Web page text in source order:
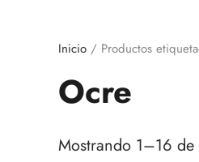
Inicio / Productos
Ocre
Mostrando 1–16